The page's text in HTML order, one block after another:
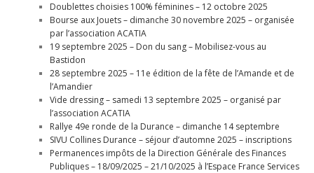
Doublettes choisies 100% féminines – 12 octobre 2025
Bourse aux Jouets – dimanche 30 novembre 2025 – organisée
par l’association ACATIA
19 septembre 2025 – Don du sang – Mobilisez-vous au
Bastidon
28 septembre 2025 – 11e édition de la fête de l’Amande et de
l’Amandier
Vide dressing – samedi 13 septembre 2025 – organisé par
l’association ACATIA
Rallye 49e ronde de la Durance – dimanche 14 septembre
SIVU Collines Durance – séjour d’automne 2025 – inscriptions
Permanences impôts de la Direction Générale des Finances
Publiques – 18/09/2025 – 21/10/2025 à l’Espace France Services